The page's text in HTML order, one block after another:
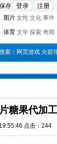
保存
图片 女性 文化 事件
体育 文学 探索 奇闻
索： 网页游戏 火箭
糖果代加
点击： 244